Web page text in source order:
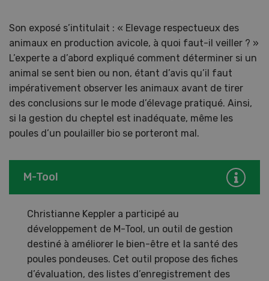
Son exposé s’intitulait : « Elevage respectueux des
animaux en production avicole, à quoi faut-il veiller ? »
L’experte a d’abord expliqué comment déterminer si un
animal se sent bien ou non, étant d’avis qu’il faut
impérativement observer les animaux avant de tirer
des conclusions sur le mode d’élevage pratiqué. Ainsi,
si la gestion du cheptel est inadéquate, même les
poules d’un poulailler bio se porteront mal.
M-Tool
Christianne Keppler a participé au
développement de M-Tool, un outil de gestion
destiné à améliorer le bien-être et la santé des
poules pondeuses. Cet outil propose des fiches
d’évaluation, des listes d’enregistrement des